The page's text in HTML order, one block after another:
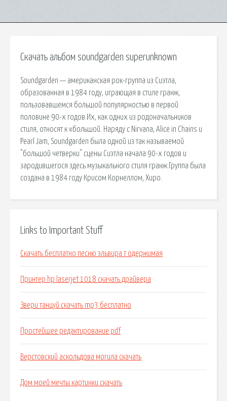
Скачать альбом soundgarden superunknown
Soundgarden — американская рок-группа из Сиэтла,
образованная в 1984 году, играющая в стиле гранж,
пользовавшемся большой популярностью в первой
половине 90-х годов.Их, как одних из родоначальников
стиля, относят к «большой. Наряду с Nirvana, Alice in Chains и
Pearl Jam, Soundgarden была одной из так называемой
"большой четверки" сцены Сиэтла начала 90-х годов и
зародившегося здесь музыкального стиля гранж.Группа была
создана в 1984 году Крисом Корнеллом, Хиро.
Links to Important Stuff
Скачать бесплатно песню эльвира т одержимая
Принтер hp laserjet 1018 скачать драйвера
Звери танцуй скачать mp3 бесплатно
Простейшее редактирование pdf
Верстовский аскольдова могила скачать
Дом моей мечты картинки скачать